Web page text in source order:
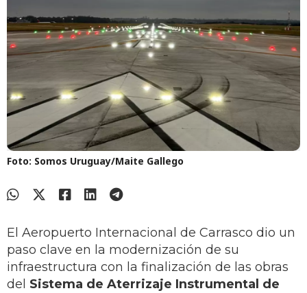
Foto: Somos Uruguay/Maite Gallego
El Aeropuerto Internacional de Carrasco dio un
paso clave en la modernización de su
infraestructura con la finalización de las obras
del Sistema de Aterrizaje Instrumental de